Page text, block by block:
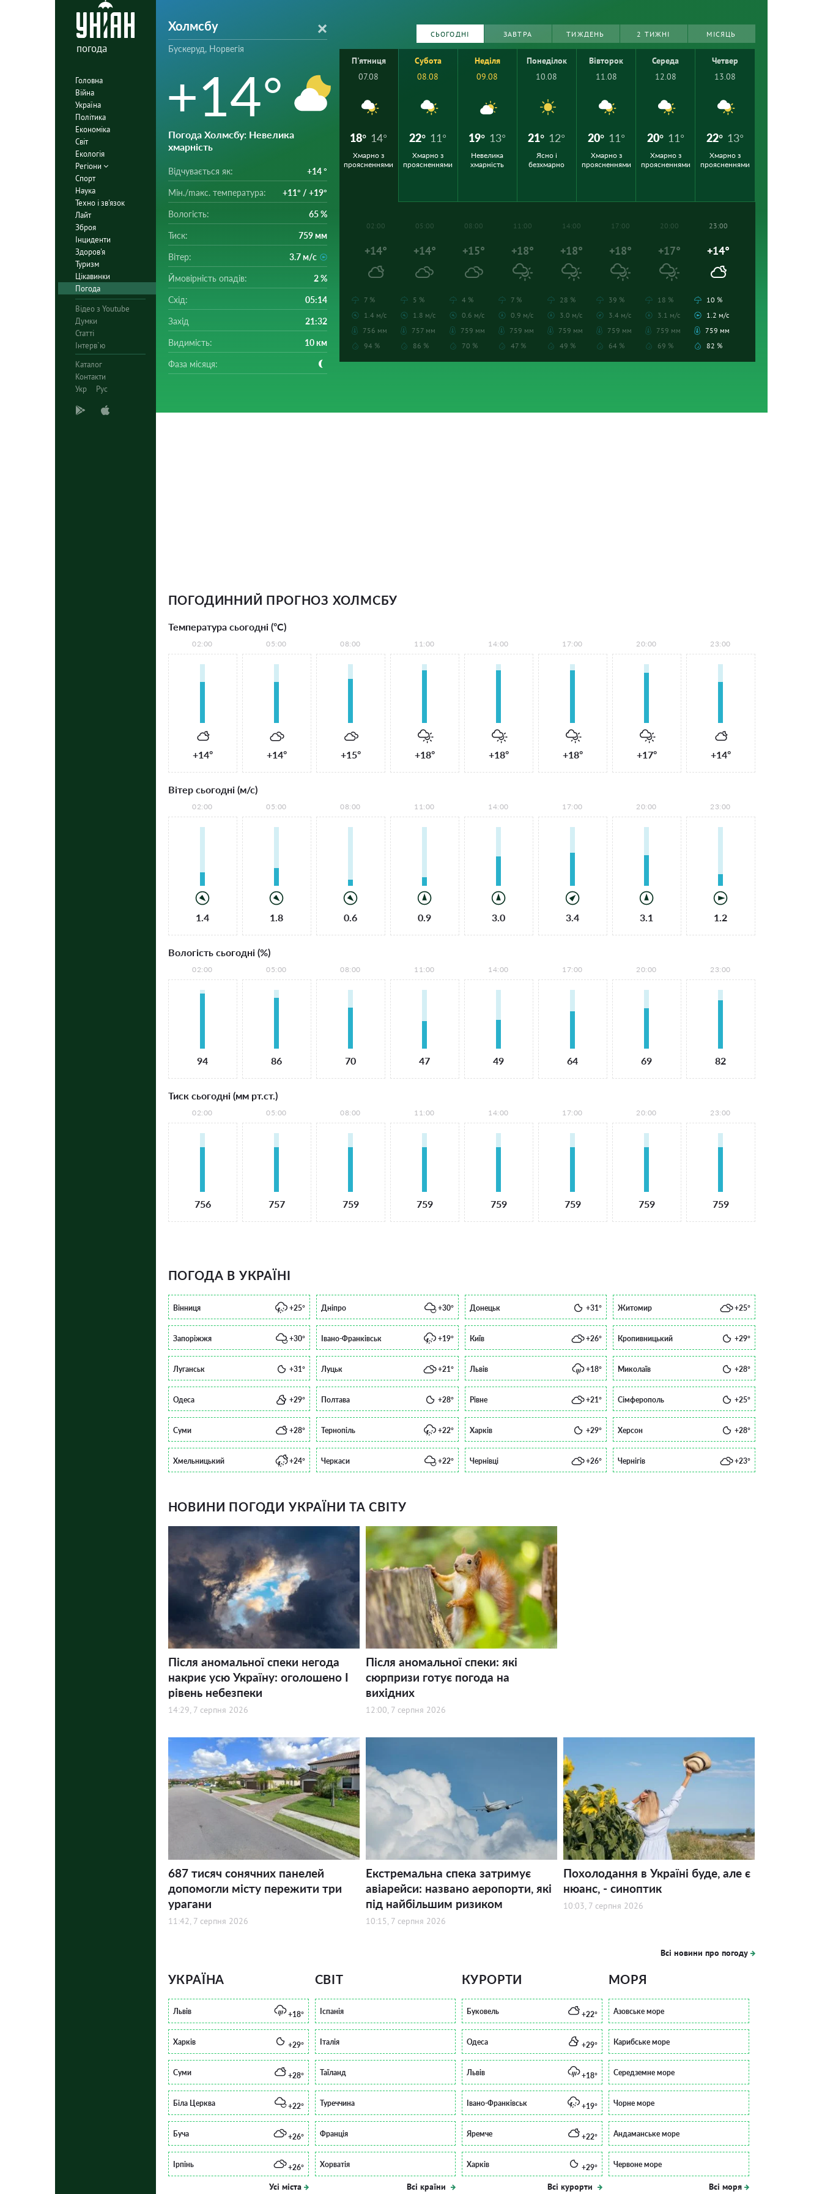
погода
Головна
Війна
Україна
Політика
Економіка
Світ
Екологія
Регіони
Спорт
Наука
Техно і зв'язок
Лайт
Зброя
Інциденти
Здоров'я
Туризм
Цікавинки
Погода
Відео з Youtube
Думки
Статті
Інтерв`ю
Каталог
Контакти
Укр
Рус
Холмсбу
Бускеруд, Норвегія
+14°
Погода Холмсбу: Невелика
хмарність
Відчувається як: +14 °
Мін./mакс. температура: +11° / +19°
Вологість: 65 %
Тиск: 759 мм
Вітер: 3.7 м/с
Ймовірність опадів: 2 %
Схід: 05:14
Захід 21:32
Видимість: 10 км
Фаза місяця:
СЬОГОДНІ ЗАВТРА ТИЖДЕНЬ 2 ТИЖНІ МІСЯЦЬ
П'ятниця
07.08
18° 14°
Хмарно з
проясненнями
Субота
08.08
22° 11°
Хмарно з
проясненнями
Неділя
09.08
19° 13°
Невелика
хмарність
Понеділок
10.08
21° 12°
Ясно і
безхмарно
Вівторок
11.08
20° 11°
Хмарно з
проясненнями
Середа
12.08
20° 11°
Хмарно з
проясненнями
Четвер
13.08
22° 13°
Хмарно з
проясненнями
02:00
+14°
7 %
1.4 м/с
756 мм
94 %
05:00
+14°
5 %
1.8 м/с
757 мм
86 %
08:00
+15°
4 %
0.6 м/с
759 мм
70 %
11:00
+18°
7 %
0.9 м/с
759 мм
47 %
14:00
+18°
28 %
3.0 м/с
759 мм
49 %
17:00
+18°
39 %
3.4 м/с
759 мм
64 %
20:00
+17°
18 %
3.1 м/с
759 мм
69 %
23:00
+14°
10 %
1.2 м/с
759 мм
82 %
ПОГОДИННИЙ ПРОГНОЗ ХОЛМСБУ
Температура сьогодні (°С)
02:00
+14°
05:00
+14°
08:00
+15°
11:00
+18°
14:00
+18°
17:00
+18°
20:00
+17°
23:00
+14°
Вітер сьогодні (м/с)
02:00
1.4
05:00
1.8
08:00
0.6
11:00
0.9
14:00
3.0
17:00
3.4
20:00
3.1
23:00
1.2
Вологість сьогодні (%)
02:00
94
05:00
86
08:00
70
11:00
47
14:00
49
17:00
64
20:00
69
23:00
82
Тиск сьогодні (мм рт.ст.)
02:00
756
05:00
757
08:00
759
11:00
759
14:00
759
17:00
759
20:00
759
23:00
759
ПОГОДА В УКРАЇНІ
Вінниця +25° Дніпро +30° Донецьк +31° Житомир +25°
Запоріжжя +30° Івано-Франківськ +19° Київ +26° Кропивницький +29°
Луганськ +31° Луцьк +21° Львів +18° Миколаїв +28°
Одеса +29° Полтава +28° Рівне +21° Сімферополь +25°
Суми +28° Тернопіль +22° Харків +29° Херсон +28°
Хмельницький +24° Черкаси +22° Чернівці +26° Чернігів +23°
НОВИНИ ПОГОДИ УКРАЇНИ ТА СВІТУ
Після аномальної спеки негода
накриє усю Україну: оголошено І
рівень небезпеки
14:29, 7 серпня 2026
Після аномальної спеки: які
сюрпризи готує погода на
вихідних
12:00, 7 серпня 2026
687 тисяч сонячних панелей
допомогли місту пережити три
урагани
11:42, 7 серпня 2026
Екстремальна спека затримує
авіарейси: названо аеропорти, які
під найбільшим ризиком
10:15, 7 серпня 2026
Похолодання в Україні буде, але є
нюанс, - синоптик
10:03, 7 серпня 2026
Всі новини про погоду
УКРАЇНА
Львів +18°
Харків +29°
Суми +28°
Біла Церква +22°
Буча +26°
Ірпінь +26°
Усі міста
СВІТ
Іспанія
Італія
Таїланд
Туреччина
Франція
Хорватія
Всі країни
КУРОРТИ
Буковель +22°
Одеса +29°
Львів +18°
Івано-Франківськ +19°
Яремче +22°
Харків +29°
Всі курорти
МОРЯ
Азовське море
Карибське море
Середземне море
Чорне море
Андаманське море
Червоне море
Всі моря